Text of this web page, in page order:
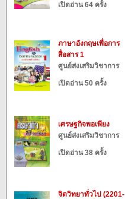
เปิดอ่าน 64 ครั้ง
ภาษาอังกฤษเพื่อการ
สื่อสาร 1
ศูนย์ส่งเสริมวิชาการ
เปิดอ่าน 50 ครั้ง
เศรษฐกิจพอเพียง
ศูนย์ส่งเสริมวิชาการ
เปิดอ่าน 38 ครั้ง
จิตวิทยาทั่วไป (2201-